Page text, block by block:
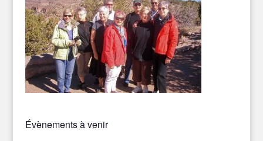
Évènements à venir